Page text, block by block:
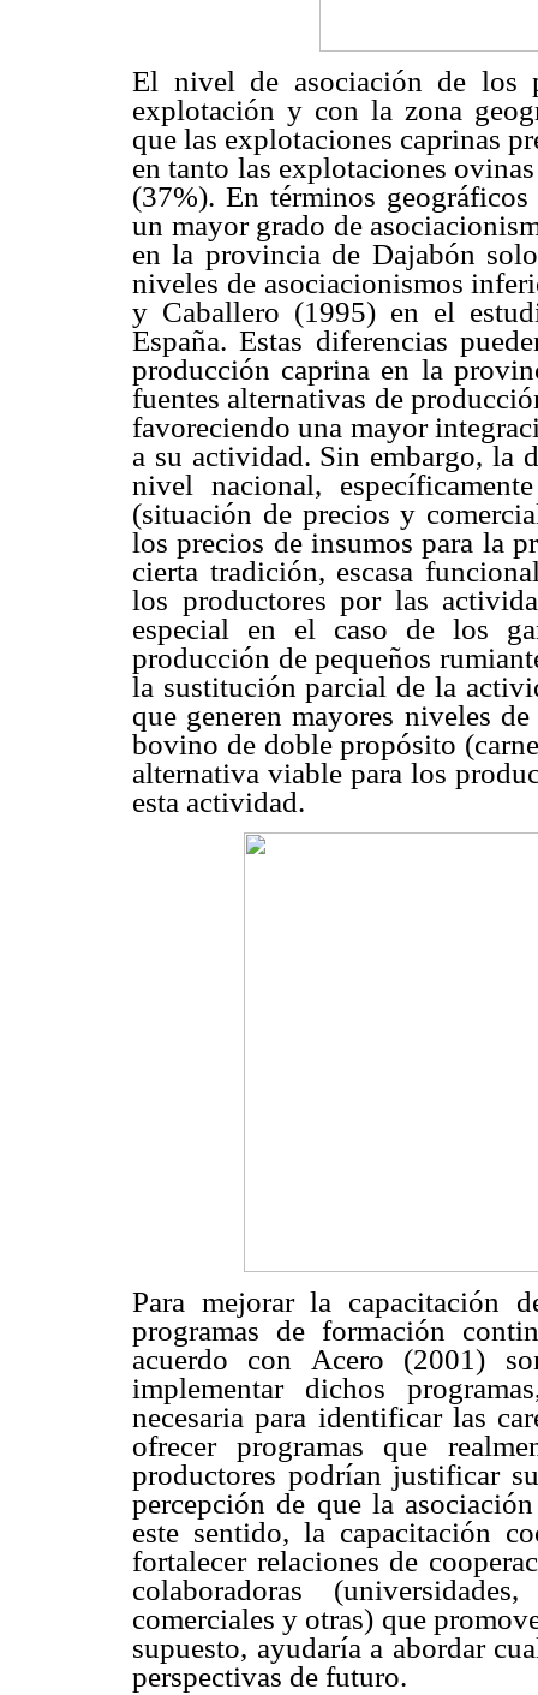
El nivel de asociación de los
explotación y con la zona
que las explotaciones caprinas
en tanto las explotaciones
(37%). En términos
un mayor grado de
en la provincia de Dajabón
niveles de asociacionismos
y Caballero (1995) en el
España. Estas diferencias
producción caprina en la
fuentes alternativas de
favoreciendo una mayor
a su actividad. Sin embargo, la
nivel nacional,
(situación de precios y
los precios de insumos para la
cierta tradición, escasa
los productores por las
especial en el caso de los
producción de pequeños
la sustitución parcial de la
que generen mayores niveles
bovino de doble propósito
alternativa viable para los
esta actividad.
Para mejorar la capacitación
programas de formación
acuerdo con Acero (2001)
implementar dichos
necesaria para identificar las
ofrecer programas que
productores podrían justificar
percepción de que la
este sentido, la capacitación
fortalecer relaciones de
colaboradoras
comerciales y otras) que
supuesto, ayudaría a abordar
perspectivas de futuro.